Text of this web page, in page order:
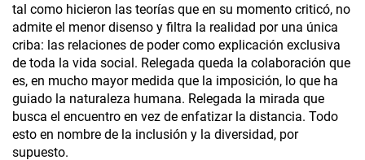
tal como hicieron las teorías que en su momento criticó, no
admite el menor disenso y filtra la realidad por una única
criba: las relaciones de poder como explicación exclusiva
de toda la vida social. Relegada queda la colaboración que
es, en mucho mayor medida que la imposición, lo que ha
guiado la naturaleza humana. Relegada la mirada que
busca el encuentro en vez de enfatizar la distancia. Todo
esto en nombre de la inclusión y la diversidad, por
supuesto.